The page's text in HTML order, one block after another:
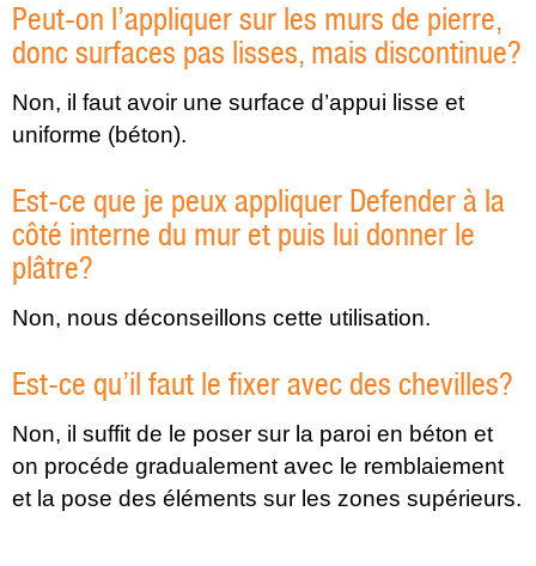
Peut-on l’appliquer sur les murs de pierre,
donc surfaces pas lisses, mais discontinue?
Non, il faut avoir une surface d’appui lisse et
uniforme (béton).
Est-ce que je peux appliquer Defender à la
côté interne du mur et puis lui donner le
plâtre?
Non, nous déconseillons cette utilisation.
Est-ce qu’il faut le fixer avec des chevilles?
Non, il suffit de le poser sur la paroi en béton et
on procéde gradualement avec le remblaiement
et la pose des éléments sur les zones supérieurs.